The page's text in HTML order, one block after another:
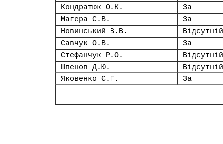
Кондратюк О.К.
За
Магера С.В.
За
Новинський В.В.
Відсутній
Савчук О.В.
За
Стефанчук Р.О.
Відсутній
Шпенов Д.Ю.
Відсутній
Яковенко Є.Г.
За